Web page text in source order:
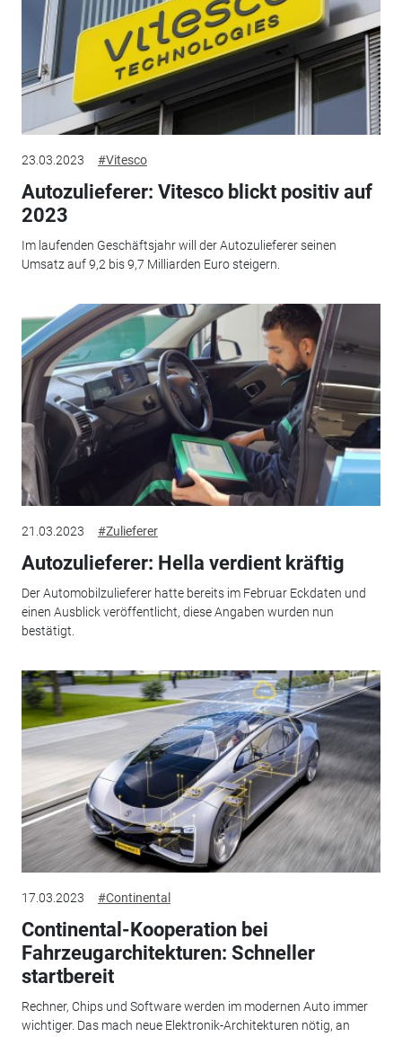
23.03.2023 #Vitesco
Autozulieferer: Vitesco blickt positiv auf
2023
Im laufenden Geschäftsjahr will der Autozulieferer seinen
Umsatz auf 9,2 bis 9,7 Milliarden Euro steigern.
21.03.2023 #Zulieferer
Autozulieferer: Hella verdient kräftig
Der Automobilzulieferer hatte bereits im Februar Eckdaten und
einen Ausblick veröffentlicht, diese Angaben wurden nun
bestätigt.
17.03.2023 #Continental
Continental-Kooperation bei
Fahrzeugarchitekturen: Schneller
startbereit
Rechner, Chips und Software werden im modernen Auto immer
wichtiger. Das mach neue Elektronik-Architekturen nötig, an